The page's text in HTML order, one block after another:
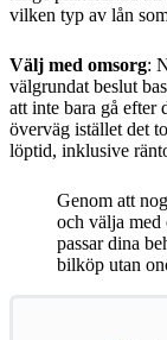
vilken typ av lån
Välj med omsorg:
välgrundat beslut
att inte bara gå efter
överväg istället det
löptid, inklusive
Genom att
och välja med
passar dina
bilköp utan